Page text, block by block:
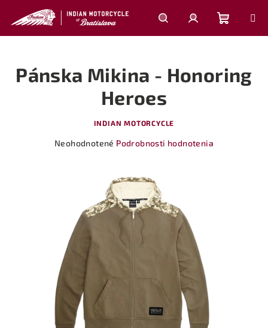
obsah
HľadaťPrihlásenie
košík
Pánska Mikina - Honoring
Heroes
INDIAN MOTORCYCLE
Priemerné
hviezdičiek.
Neohodnotené Podrobnosti hodnotenia